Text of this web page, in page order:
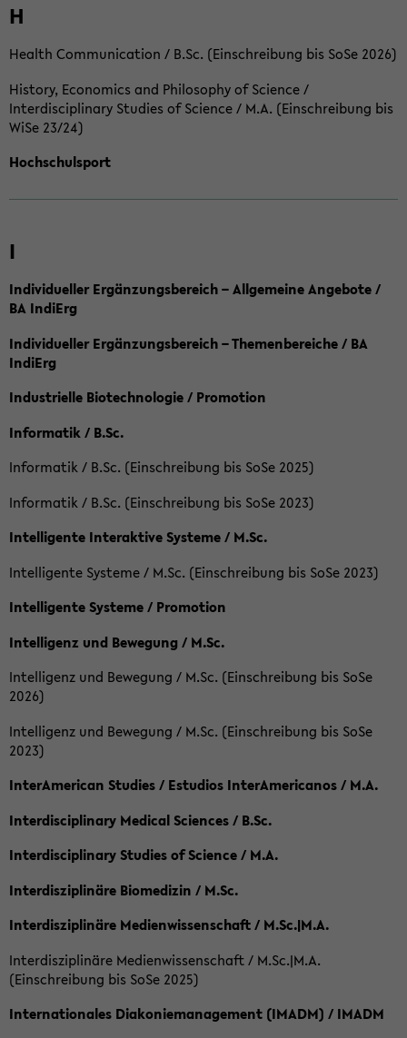
H
Health Communication / B.Sc. (Einschreibung bis SoSe 2026)
History, Economics and Philosophy of Science /
Interdisciplinary Studies of Science / M.A. (Einschreibung bis
WiSe 23/24)
Hochschulsport
I
Individueller Ergänzungsbereich – Allgemeine Angebote /
BA IndiErg
Individueller Ergänzungsbereich – Themenbereiche / BA
IndiErg
Industrielle Biotechnologie / Promotion
Informatik / B.Sc.
Informatik / B.Sc. (Einschreibung bis SoSe 2025)
Informatik / B.Sc. (Einschreibung bis SoSe 2023)
Intelligente Interaktive Systeme / M.Sc.
Intelligente Systeme / M.Sc. (Einschreibung bis SoSe 2023)
Intelligente Systeme / Promotion
Intelligenz und Bewegung / M.Sc.
Intelligenz und Bewegung / M.Sc. (Einschreibung bis SoSe
2026)
Intelligenz und Bewegung / M.Sc. (Einschreibung bis SoSe
2023)
InterAmerican Studies / Estudios InterAmericanos / M.A.
Interdisciplinary Medical Sciences / B.Sc.
Interdisciplinary Studies of Science / M.A.
Interdisziplinäre Biomedizin / M.Sc.
Interdisziplinäre Medienwissenschaft / M.Sc.|M.A.
Interdisziplinäre Medienwissenschaft / M.Sc.|M.A.
(Einschreibung bis SoSe 2025)
Internationales Diakoniemanagement (IMADM) / IMADM